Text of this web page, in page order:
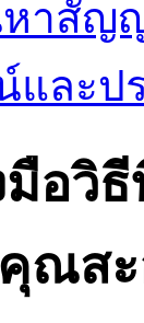
าสัญ
และป
มือวิ
ณส